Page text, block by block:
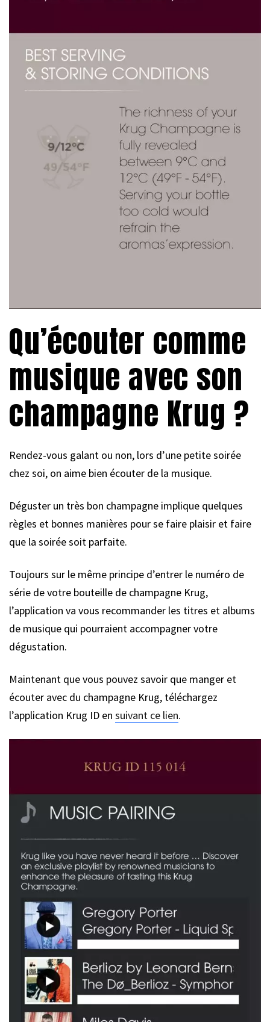
Qu’écouter comme
musique avec son
champagne Krug ?
Rendez-vous galant ou non, lors d’une petite soirée
chez soi, on aime bien écouter de la musique.
Déguster un très bon champagne implique quelques
règles et bonnes manières pour se faire plaisir et faire
que la soirée soit parfaite.
Toujours sur le même principe d’entrer le numéro de
série de votre bouteille de champagne Krug,
l’application va vous recommander les titres et albums
de musique qui pourraient accompagner votre
dégustation.
Maintenant que vous pouvez savoir que manger et
écouter avec du champagne Krug, téléchargez
l’application Krug ID en suivant ce lien.